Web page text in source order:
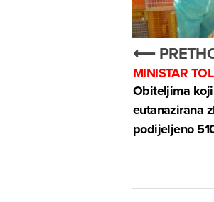
⟵
MINISTAR
Obiteljima
eutanazirana
podijeljeno